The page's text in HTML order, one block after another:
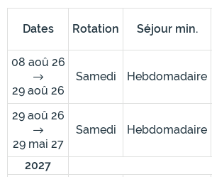
Dates Rotation Séjour min.
08 aoû 26
29 aoû 26
Samedi Hebdomadaire
29 aoû 26
29 mai 27
Samedi Hebdomadaire
2027